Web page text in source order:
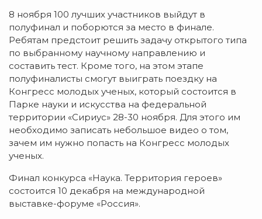
8 ноября 100 лучших участников выйдут в
полуфинал и поборются за место в финале.
Ребятам предстоит решить задачу открытого типа
по выбранному научному направлению и
составить тест. Кроме того, на этом этапе
полуфиналисты смогут выиграть поездку на
Конгресс молодых ученых, который состоится в
Парке науки и искусства на федеральной
территории «Сириус» 28-30 ноября. Для этого им
необходимо записать небольшое видео о том,
зачем им нужно попасть на Конгресс молодых
ученых.
Финал конкурса «Наука. Территория героев»
состоится 10 декабря на международной
выставке-форуме «Россия».